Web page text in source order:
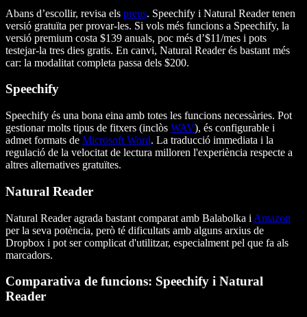
Abans d’escollir, revisa els preus. Speechify i Natural Reader tenen
versió gratuïta per provar-les. Si vols més funcions a Speechify, la
versió premium costa $139 anuals, poc més d’$11/mes i pots
testejar-la tres dies gratis. En canvi, Natural Reader és bastant més
car: la modalitat completa passa dels $200.
Speechify
Speechify és una bona eina amb totes les funcions necessàries. Pot
gestionar molts tipus de fitxers (inclòs WAV), és configurable i
admet formats de Microsoft Word. La traducció immediata i la
regulació de la velocitat de lectura milloren l'experiència respecte a
altres alternatives gratuïtes.
Natural Reader
Natural Reader agrada bastant comparat amb Balabolka i Amazon
per la seva potència, però té dificultats amb alguns arxius de
Dropbox i pot ser complicat d'utilitzar, especialment pel que fa als
marcadors.
Comparativa de funcions: Speechify i Natural
Reader